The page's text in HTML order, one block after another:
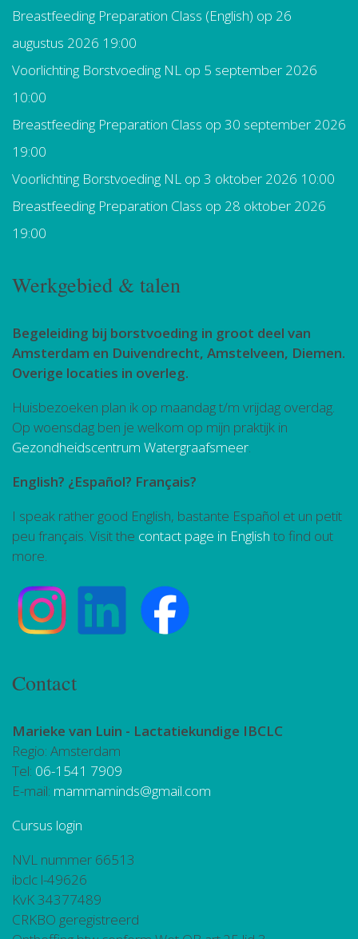
Breastfeeding Preparation Class (English) op 26
augustus 2026 19:00
Voorlichting Borstvoeding NL op 5 september 2026
10:00
Breastfeeding Preparation Class op 30 september 2026
19:00
Voorlichting Borstvoeding NL op 3 oktober 2026 10:00
Breastfeeding Preparation Class op 28 oktober 2026
19:00
Werkgebied & talen
Begeleiding bij borstvoeding in groot deel van
Amsterdam en Duivendrecht, Amstelveen, Diemen.
Overige locaties in overleg.
Huisbezoeken plan ik op maandag t/m vrijdag overdag.
Op woensdag ben je welkom op mijn praktijk in
Gezondheidscentrum Watergraafsmeer.
English? ¿Español? Français?
I speak rather good English, bastante Español et un petit
peu français. Visit the contact page in English to find out
more.
Contact
Marieke van Luin - Lactatiekundige IBCLC
Regio: Amsterdam
Tel: 06-1541 7909
E-mail: mammaminds@gmail.com
Cursus login
NVL nummer 66513
ibclc l-49626
KvK 34377489
CRKBO geregistreerd